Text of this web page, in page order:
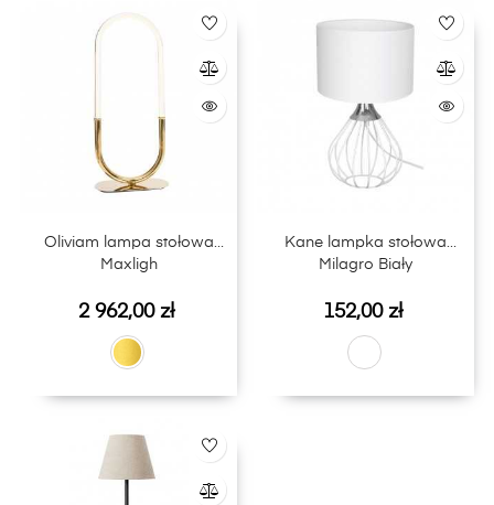
Oliviam lampa stołowa
Maxligh
Cena
2 962,00 zł
Kane lampka stołowa
Milagro Biały
Cena
152,00 zł